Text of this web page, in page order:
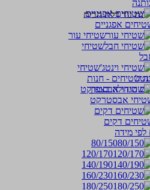
עד דלת הבית
אפגניים
שטיחי עור
שטיחי
שטיחי
אבסטרקט
דקים
מידה
80/150
120/170
140/190
160/230
180/250